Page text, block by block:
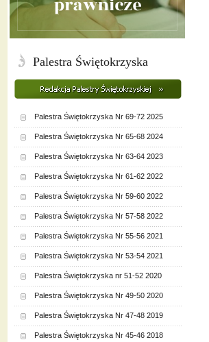
Palestra Świętokrzyska
Palestra Świętokrzyska Nr 69-72 2025
Palestra Świętokrzyska Nr 65-68 2024
Palestra Świętokrzyska Nr 63-64 2023
Palestra Świętokrzyska Nr 61-62 2022
Palestra Świętokrzyska Nr 59-60 2022
Palestra Świętokrzyska Nr 57-58 2022
Palestra Świętokrzyska Nr 55-56 2021
Palestra Świętokrzyska Nr 53-54 2021
Palestra Świętokrzyska nr 51-52 2020
Palestra Świętokrzyska Nr 49-50 2020
Palestra Świętokrzyska Nr 47-48 2019
Palestra Świętokrzyska Nr 45-46 2018